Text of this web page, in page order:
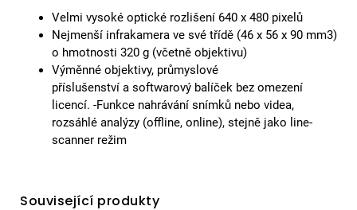
Velmi vysoké optické rozlišení 640 x 480 pixelů
Nejmenší infrakamera ve své třídě (46 x 56 x 90 mm3)
o hmotnosti 320 g (včetně objektivu)
Výměnné objektivy, průmyslové
příslušenství a softwarový balíček bez omezení
licencí. -Funkce nahrávání snímků nebo videa,
rozsáhlé analýzy (offline, online), stejně jako line-
scanner režim
Související produkty